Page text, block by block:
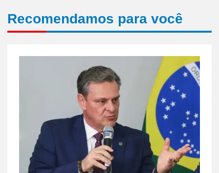
Recomendamos para você